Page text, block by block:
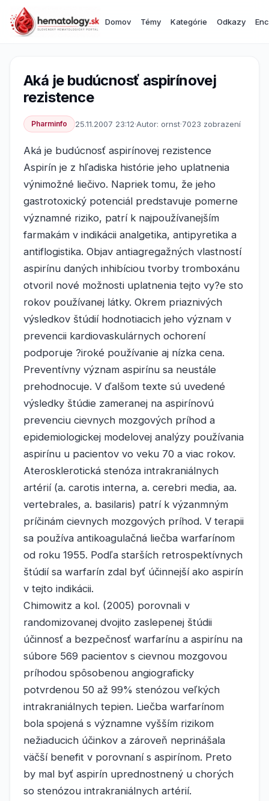
Domov Témy Kategórie Odkazy
Aká je budúcnosť aspirínovej
rezistence
Pharminfo 25.11.2007 23:12·Autor: ornst·7023 zobrazení
Aká je budúcnosť aspirínovej rezistence
Aspirín je z hľadiska histórie jeho uplatnenia
výnimožné liečivo. Napriek tomu, že jeho
gastrotoxický potenciál predstavuje pomerne
významné riziko, patrí k najpoužívanejším
farmakám v indikácii analgetika, antipyretika a
antiflogistika. Objav antiagregažných vlastností
aspirínu daných inhibíciou tvorby tromboxánu
otvoril nové možnosti uplatnenia tejto vy?e sto
rokov používanej látky. Okrem priaznivých
výsledkov štúdií hodnotiacich jeho význam v
prevencii kardiovaskulárnych ochorení
podporuje ?iroké používanie aj nízka cena.
Preventívny význam aspirínu sa neustále
prehodnocuje. V ďalšom texte sú uvedené
výsledky štúdie zameranej na aspirínovú
prevenciu cievnych mozgových príhod a
epidemiologickej modelovej analýzy používania
aspirínu u pacientov vo veku 70 a viac rokov.
Aterosklerotická stenóza intrakraniálnych
artérií (a. carotis interna, a. cerebri media, aa.
vertebrales, a. basilaris) patrí k výzanmným
príčinám cievnych mozgových príhod. V terapii
sa používa antikoagulačná liečba warfarínom
od roku 1955. Podľa starších retrospektívnych
štúdií sa warfarín zdal byť účinnejší ako aspirín
v tejto indikácii.
Chimowitz a kol. (2005) porovnali v
randomizovanej dvojito zaslepenej štúdii
účinnosť a bezpečnosť warfarínu a aspirínu na
súbore 569 pacientov s cievnou mozgovou
príhodou spôsobenou angiograficky
potvrdenou 50 až 99% stenózou veľkých
intrakraniálnych tepien. Liečba warfarínom
bola spojená s významne vyšším rizikom
nežiaducich účinkov a zároveň neprinášala
väčší benefit v porovnaní s aspirínom. Preto
by mal byť aspirín uprednostnený u chorých
so stenózou intrakraniálnych artérií.